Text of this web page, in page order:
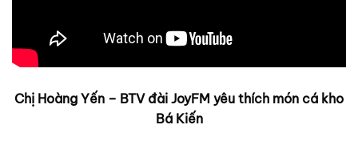
Chị Hoàng Yến – BTV đài JoyFM yêu thích món cá kho
Bá Kiến